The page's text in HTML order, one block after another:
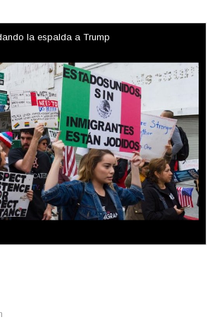
el primer test electoral hacia las